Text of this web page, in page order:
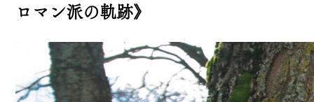
ロマン派の軌跡》